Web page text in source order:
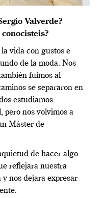
Valverde?
vida con gustos e
de la moda. Nos
fuimos al
se separaron en
estudiamos
pero nos volvimos a
Máster de
de hacer algo
reflejara nuestra
nos dejara expresar